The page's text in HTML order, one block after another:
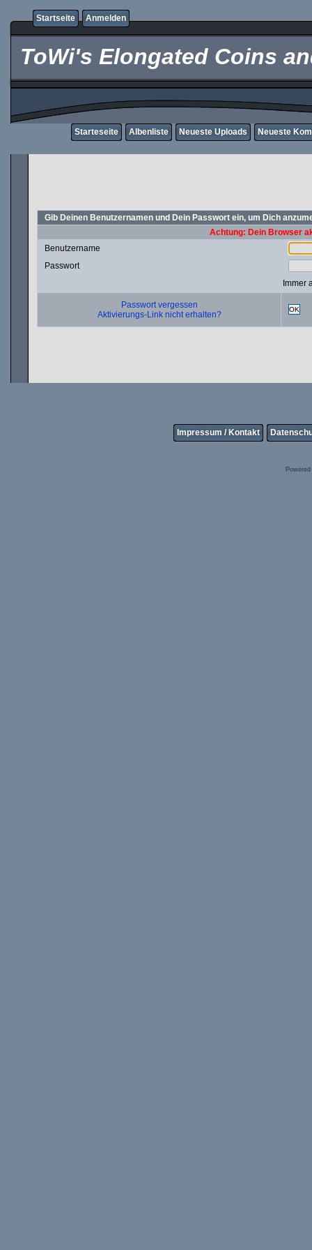
Startseite Anmelden
ToWi's Elongated Coins
Starteseite Albenliste Neueste Uploads Neueste
Gib Deinen Benutzernamen und Dein Passwort ein, um Dich
Achtung: Dein Browser
Benutzername
Passwort
Immer
Passwort vergessen
Aktivierungs-Link nicht erhalten?
OK
Impressum / Kontakt